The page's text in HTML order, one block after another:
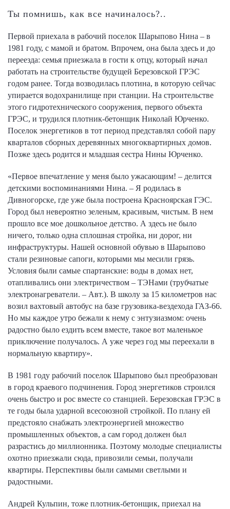
Ты помнишь, как все начиналось?..
Первой приехала в рабочий поселок Шарыпово Нина – в
1981 году, с мамой и братом. Впрочем, она была здесь и до
переезда: семья приезжала в гости к отцу, который начал
работать на строительстве будущей Березовской ГРЭС
годом ранее. Тогда возводилась плотина, в которую сейчас
упирается водохранилище при станции. На строительстве
этого гидротехнического сооружения, первого объекта
ГРЭС, и трудился плотник-бетонщик Николай Юрченко.
Поселок энергетиков в тот период представлял собой пару
кварталов сборных деревянных многоквартирных домов.
Позже здесь родится и младшая сестра Нины Юрченко.
«Первое впечатление у меня было ужасающим! – делится
детскими воспоминаниями Нина. – Я родилась в
Дивногорске, где уже была построена Красноярская ГЭС.
Город был невероятно зеленым, красивым, чистым. В нем
прошло все мое дошкольное детство. А здесь не было
ничего, только одна сплошная стройка, ни дорог, ни
инфраструктуры. Нашей основной обувью в Шарыпово
стали резиновые сапоги, которыми мы месили грязь.
Условия были самые спартанские: воды в домах нет,
отапливались они электричеством – ТЭНами (трубчатые
электронагреватели. – Авт.). В школу за 15 километров нас
возил вахтовый автобус на базе грузовика-вездехода ГАЗ-66.
Но мы каждое утро бежали к нему с энтузиазмом: очень
радостно было ездить всем вместе, такое вот маленькое
приключение получалось. А уже через год мы переехали в
нормальную квартиру».
В 1981 году рабочий поселок Шарыпово был преобразован
в город краевого подчинения. Город энергетиков строился
очень быстро и рос вместе со станцией. Березовская ГРЭС в
те годы была ударной всесоюзной стройкой. По плану ей
предстояло снабжать электроэнергией множество
промышленных объектов, а сам город должен был
разрастись до миллионника. Поэтому молодые специалисты
охотно приезжали сюда, привозили семьи, получали
квартиры. Перспективы были самыми светлыми и
радостными.
Андрей Кульпин, тоже плотник-бетонщик, приехал на